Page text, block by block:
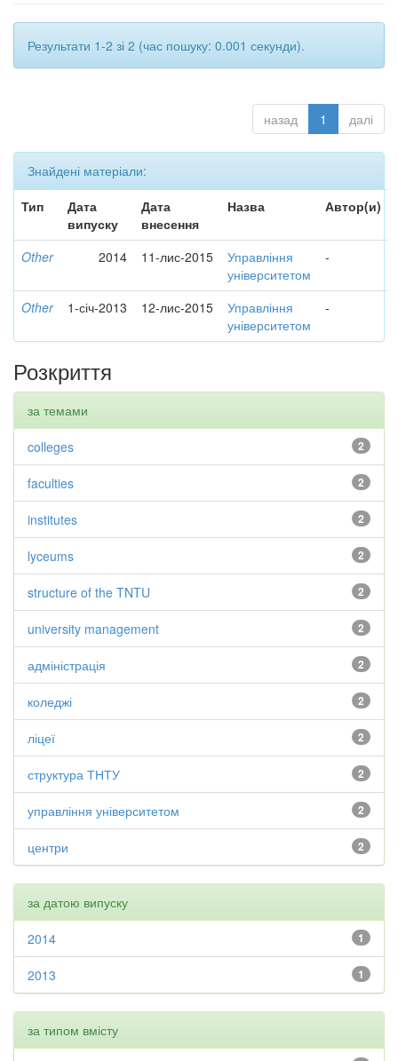
Результати 1-2 зі 2 (час пошуку: 0.001 секунди).
назад 1 далі
Знайдені матеріали:
Тип
Дата
випуску
Дата
внесення
Назва Автор(и)
Other 2014 11-лис-2015
Управління
університетом
-
Other 1-січ-2013 12-лис-2015
Управління
університетом
-
Розкриття
за темами
2
colleges
2
faculties
2
institutes
2
lyceums
2
structure of the TNTU
2
university management
2
адміністрація
2
коледжі
2
ліцеї
2
структура ТНТУ
2
управління університетом
2
центри
за датою випуску
1
2014
1
2013
за типом вмісту